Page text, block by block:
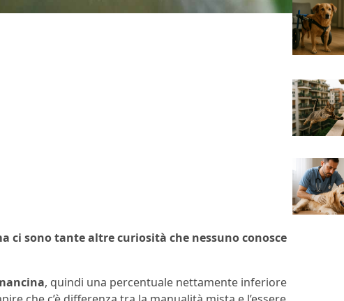
ci sono tante altre curiosità che nessuno conosce
, quindi una percentuale nettamente inferiore